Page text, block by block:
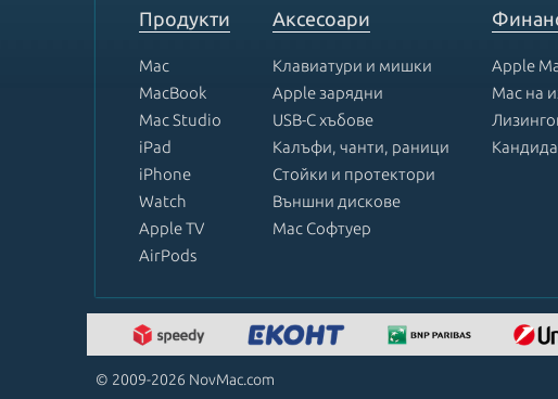
Продукти
Mac
MacBook
Mac Studio
iPad
iPhone
Watch
Apple TV
AirPods
Аксесоари
Клавиатури и мишки
Apple зарядни
USB-C хъбове
Калъфи, чанти, раници
Стойки и протектори
Външни дискове
Mac Софтуер
Apple
Mac на
© 2009-2026 NovMac.com